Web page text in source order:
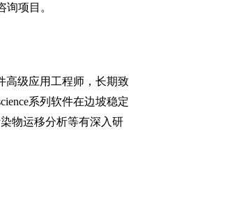
项目。
高级应用工程师，长期致
系列软件在边坡稳定
物运移分析等有深入研